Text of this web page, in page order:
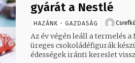
gyárát a Nestlé
HAZÁNK - GAZDASÁG
Az év végén leáll a termelés
üreges csokoládéfigurák
édességek iránti kereslet